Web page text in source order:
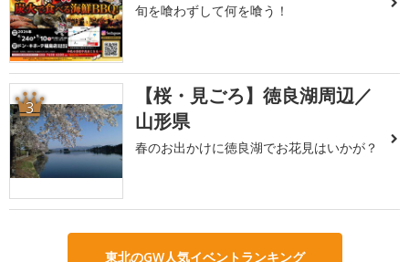
旬を喰わずして何を喰う！
3
【桜・見ごろ】徳良湖周辺／
山形県
春のお出かけに徳良湖でお花見はいかが？
東北のGW人気イベントランキング